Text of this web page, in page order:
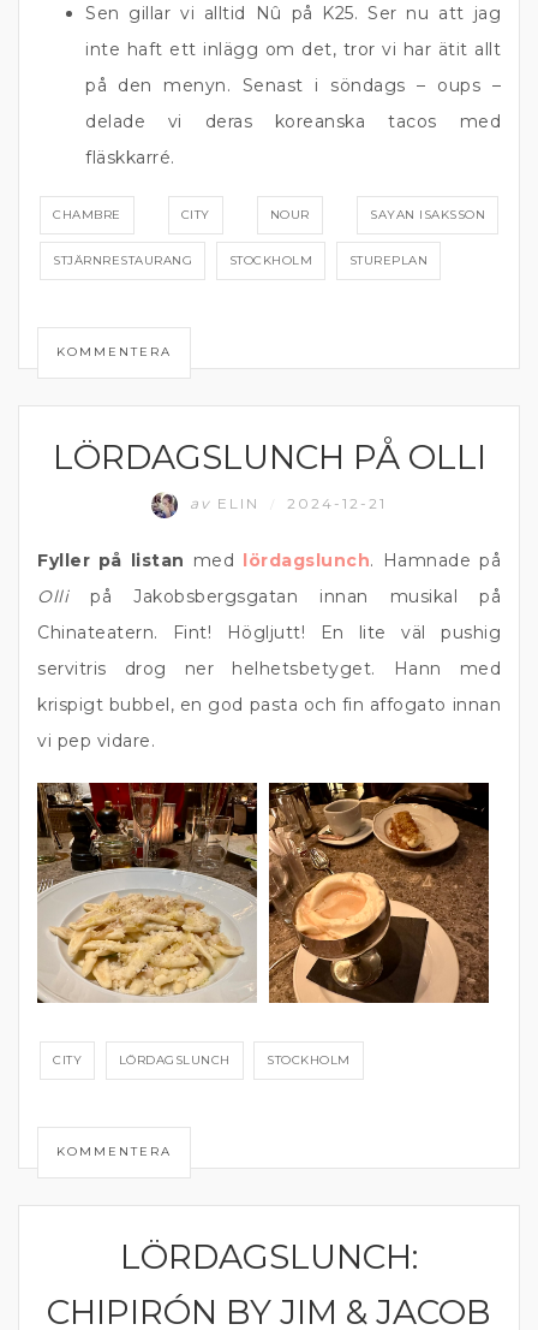
Sen gillar vi alltid Nû på K25. Ser nu att jag
inte haft ett inlägg om det, tror vi har ätit allt
på den menyn. Senast i söndags – oups –
delade vi deras koreanska tacos med
fläskkarré.
CHAMBRE CITY NOUR SAYAN ISAKSSON
STJÄRNRESTAURANG STOCKHOLM STUREPLAN
KOMMENTERA
ÄTA UTE
LÖRDAGSLUNCH PÅ OLLI
av ELIN 2024-12-21
Fyller på listan med lördagslunch. Hamnade på
Ollipå Jakobsbergsgatan innan musikal på
Chinateatern. Fint! Högljutt! En lite väl pushig
servitris drog ner helhetsbetyget. Hann med
krispigt bubbel, en god pasta och fin affogato innan
vi pep vidare.
CITY LÖRDAGSLUNCH STOCKHOLM
KOMMENTERA
LÖRDAGSLUNCH:
CHIPIRÓN BY JIM & JACOB